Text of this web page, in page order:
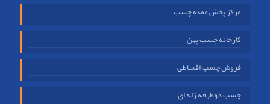
مرکز پخش عمده چسب
کارخانه چسب پهن
فروش چسب اقساطی
چسب دوطرفه ژله ای